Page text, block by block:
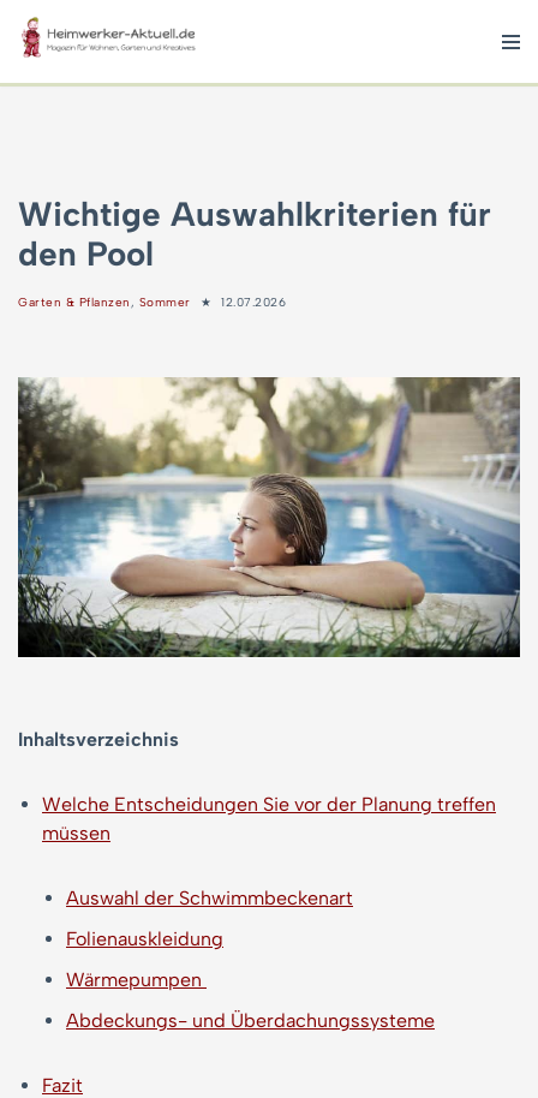
Zum
Inhalt
Wichtige Auswahlkriterien für
den Pool
Garten & Pflanzen , Sommer 12.07.2026
Inhaltsverzeichnis
Welche Entscheidungen Sie vor der Planung treffen
müssen
Auswahl der Schwimmbeckenart
Folienauskleidung
Wärmepumpen
Abdeckungs- und Überdachungssysteme
Fazit